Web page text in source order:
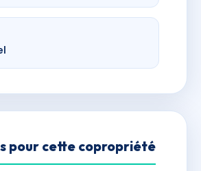
pour cette copropriété